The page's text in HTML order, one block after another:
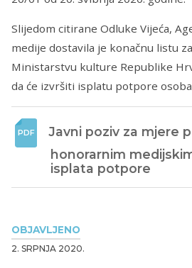
OBJAVLJENO
2. SRPNJA 2020.
Slijedom citirane Odluke Vijeća,
medije dostavila je konačnu listu
Ministarstvu kulture Republike
da će izvršiti isplatu potpore
Javni poziv za mjere
honorarnim
isplata potpore